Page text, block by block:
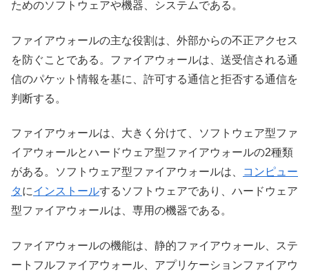
ためのソフトウェアや機器、システムである。
ファイアウォールの主な役割は、外部からの不正アクセス
を防ぐことである。ファイアウォールは、送受信される通
信のパケット情報を基に、許可する通信と拒否する通信を
判断する。
ファイアウォールは、大きく分けて、ソフトウェア型ファ
イアウォールとハードウェア型ファイアウォールの2種類
がある。ソフトウェア型ファイアウォールは、
コンピュー
タにインストールするソフトウェアであり、ハードウェア
型ファイアウォールは、専用の機器である。
ファイアウォールの機能は、静的ファイアウォール、ステ
ートフルファイアウォール、アプリケーションファイアウ